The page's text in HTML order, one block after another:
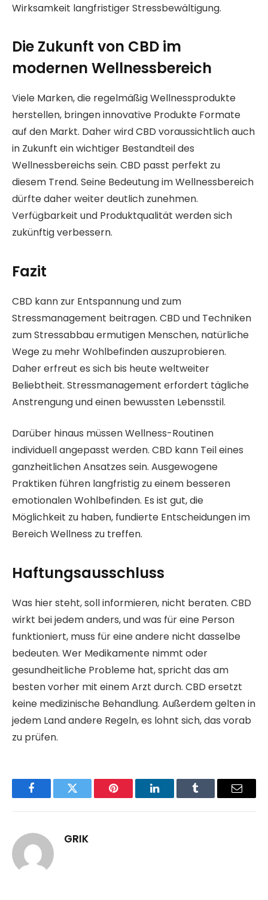
Wirksamkeit langfristiger Stressbewältigung.
Die Zukunft von CBD im
modernen Wellnessbereich
Viele Marken, die regelmäßig Wellnessprodukte
herstellen, bringen innovative Produkte Formate
auf den Markt. Daher wird CBD voraussichtlich auch
in Zukunft ein wichtiger Bestandteil des
Wellnessbereichs sein. CBD passt perfekt zu
diesem Trend. Seine Bedeutung im Wellnessbereich
dürfte daher weiter deutlich zunehmen.
Verfügbarkeit und Produktqualität werden sich
zukünftig verbessern.
Fazit
CBD kann zur Entspannung und zum
Stressmanagement beitragen. CBD und Techniken
zum Stressabbau ermutigen Menschen, natürliche
Wege zu mehr Wohlbefinden auszuprobieren.
Daher erfreut es sich bis heute weltweiter
Beliebtheit. Stressmanagement erfordert tägliche
Anstrengung und einen bewussten Lebensstil.
Darüber hinaus müssen Wellness-Routinen
individuell angepasst werden. CBD kann Teil eines
ganzheitlichen Ansatzes sein. Ausgewogene
Praktiken führen langfristig zu einem besseren
emotionalen Wohlbefinden. Es ist gut, die
Möglichkeit zu haben, fundierte Entscheidungen im
Bereich Wellness zu treffen.
Haftungsausschluss
Was hier steht, soll informieren, nicht beraten. CBD
wirkt bei jedem anders, und was für eine Person
funktioniert, muss für eine andere nicht dasselbe
bedeuten. Wer Medikamente nimmt oder
gesundheitliche Probleme hat, spricht das am
besten vorher mit einem Arzt durch. CBD ersetzt
keine medizinische Behandlung. Außerdem gelten in
jedem Land andere Regeln, es lohnt sich, das vorab
zu prüfen.
FacebookTwitter Pinterest LinkedInTumblr Email
GRIK